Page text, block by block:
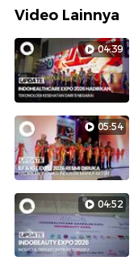
Video Lainnya
04:39
05:54
04:52